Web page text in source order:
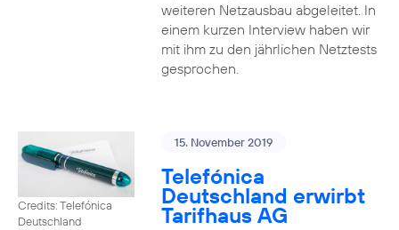
weiteren Netzausbau abgeleitet. In
einem kurzen Interview haben wir
mit ihm zu den jährlichen Netztests
gesprochen.
Credits: Telefónica
Deutschland
15. November 2019
Telefónica
Deutschland erwirbt
Tarifhaus AG